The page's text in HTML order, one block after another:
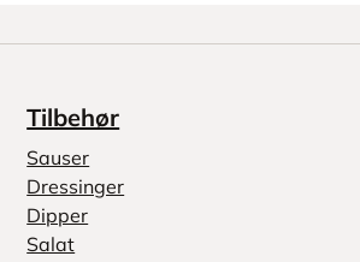
Tilbehør
Sauser
Dressinger
Dipper
Salat